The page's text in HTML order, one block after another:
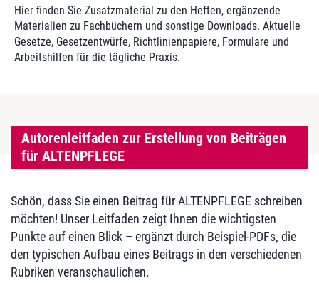
Hier finden Sie Zusatzmaterial zu den Heften, ergänzende
Materialien zu Fachbüchern und sonstige Downloads. Aktuelle
Gesetze, Gesetzentwürfe, Richtlinienpapiere, Formulare und
Arbeitshilfen für die tägliche Praxis.
Autorenleitfaden zur Erstellung von Beiträgen
für ALTENPFLEGE
Schön, dass Sie einen Beitrag für ALTENPFLEGE schreiben
möchten! Unser Leitfaden zeigt Ihnen die wichtigsten
Punkte auf einen Blick – ergänzt durch Beispiel-PDFs, die
den typischen Aufbau eines Beitrags in den verschiedenen
Rubriken veranschaulichen.